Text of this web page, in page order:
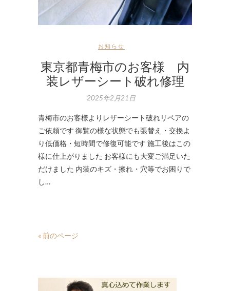
お知らせ
東京都青梅市のお客様 内
装レザーシート破れ修理
2025年2月21日
青梅市のお客様よりレザーシート破れリペアの
ご依頼です 御覧の様な状態でも張替え・交換よ
り低価格・短時間で修復可能です 施工後はこの
様に仕上がりました お客様にも大変ご満足いた
だけました 内装のキズ・擦れ・穴等でお困りで
し…
« 前のページ